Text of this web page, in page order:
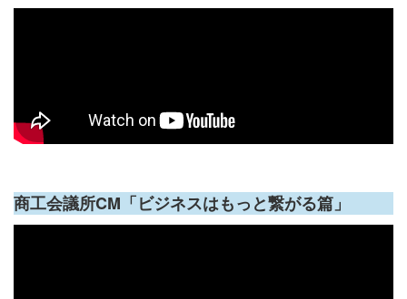
商工会議所CM「ビジネスはもっと繋がる篇」